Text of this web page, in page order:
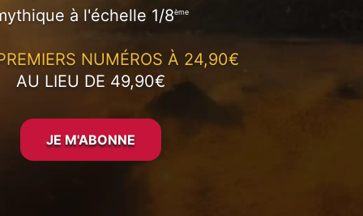
à l'échelle 1/8ème
NUMÉROS À 24,90€
AU LIEU DE 49,90€
JE M'ABONNE